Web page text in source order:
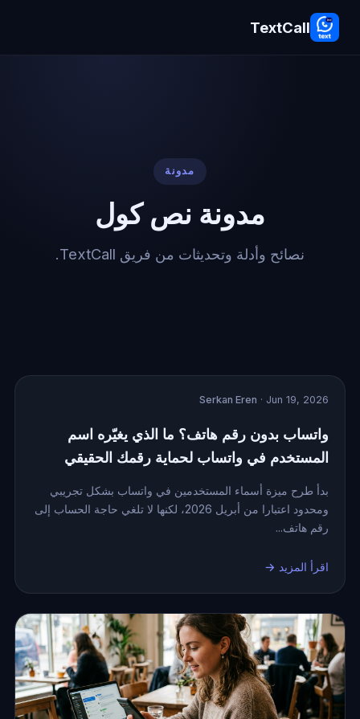
TextCall
مدونة
مدونة نص كول
نصائح وأدلة وتحديثات من فريق TextCall.
Serkan Eren · Jun 19, 2026
واتساب بدون رقم هاتف؟ ما الذي يغيّره اسم
المستخدم في واتساب لحماية رقمك الحقيقي
بدأ طرح ميزة أسماء المستخدمين في واتساب بشكل تجريبي
ومحدود اعتبارا من أبريل 2026، لكنها لا تلغي حاجة الحساب إلى
رقم هاتف...
اقرأ المزيد →